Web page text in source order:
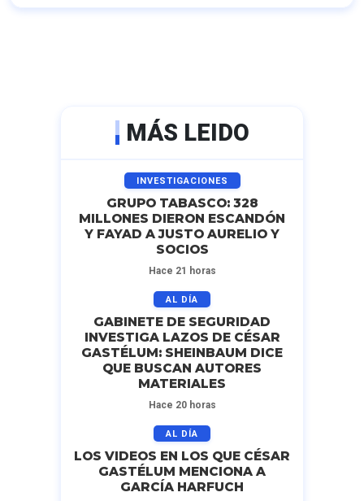
MÁS LEIDO
INVESTIGACIONES
GRUPO TABASCO: 328
MILLONES DIERON ESCANDÓN
Y FAYAD A JUSTO AURELIO Y
SOCIOS
Hace 21 horas
AL DÍA
GABINETE DE SEGURIDAD
INVESTIGA LAZOS DE CÉSAR
GASTÉLUM: SHEINBAUM DICE
QUE BUSCAN AUTORES
MATERIALES
Hace 20 horas
AL DÍA
LOS VIDEOS EN LOS QUE CÉSAR
GASTÉLUM MENCIONA A
GARCÍA HARFUCH